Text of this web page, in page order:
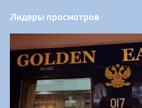
Лидеры просмотров